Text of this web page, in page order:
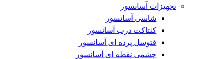
تجهیزات آسانسور
شاسی آسانسور
کنتاکت درب آسانسور
فتوسل پرده ای آسانسور
چشمی نقطه ای آسانسور